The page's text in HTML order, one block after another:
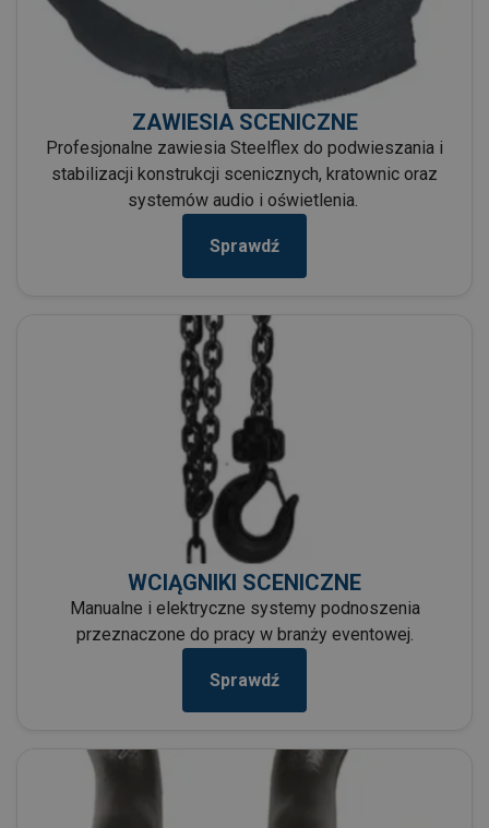
ZAWIESIA SCENICZNE
Profesjonalne zawiesia Steelflex do podwieszania i
stabilizacji konstrukcji scenicznych, kratownic oraz
systemów audio i oświetlenia.
Sprawdź
WCIĄGNIKI SCENICZNE
Manualne i elektryczne systemy podnoszenia
przeznaczone do pracy w branży eventowej.
Sprawdź